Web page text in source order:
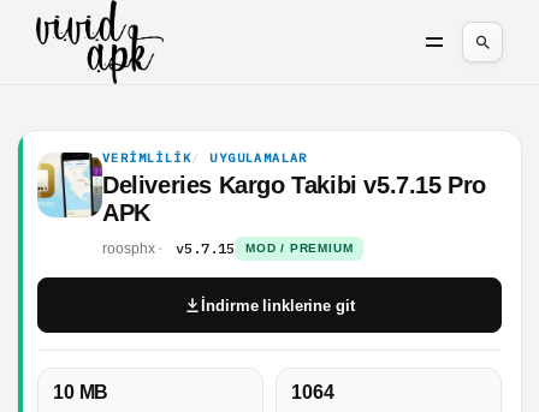
VERIMLILIK UYGULAMALAR
Deliveries Kargo Takibi v5.7.15 Pro
APK
roosphx v5.7.15 MOD / PREMIUM
10 MB 1064
İndirme linklerine git